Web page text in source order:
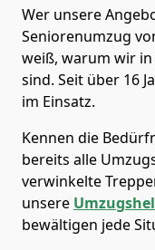
Wer unsere
Seniorenumzug
weiß, warum wir
sind. Seit über 16
im Einsatz.
Kennen die
bereits alle
verwinkelte
unsere
bewältigen jede